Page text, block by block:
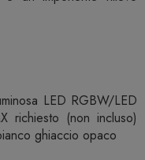
LED RGBW/LED
richiesto (non incluso)
ghiaccio opaco